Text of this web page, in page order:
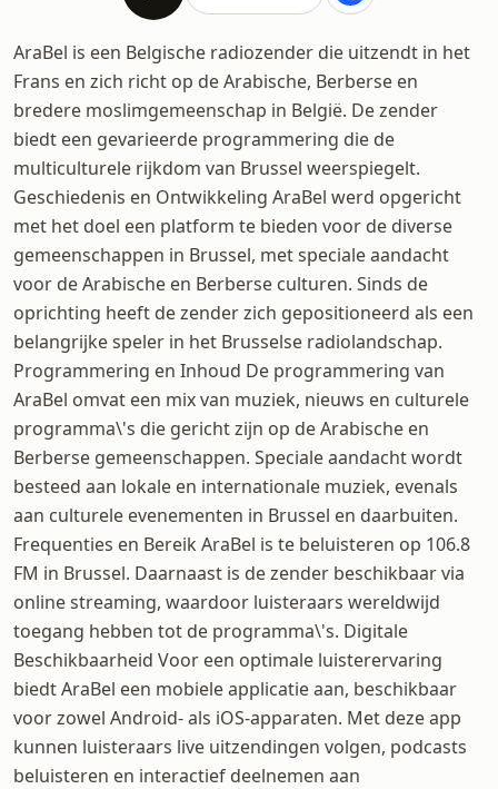
AraBel is een Belgische radiozender die uitzendt in het
Frans en zich richt op de Arabische, Berberse en
bredere moslimgemeenschap in België. De zender
biedt een gevarieerde programmering die de
multiculturele rijkdom van Brussel weerspiegelt.
Geschiedenis en Ontwikkeling AraBel werd opgericht
met het doel een platform te bieden voor de diverse
gemeenschappen in Brussel, met speciale aandacht
voor de Arabische en Berberse culturen. Sinds de
oprichting heeft de zender zich gepositioneerd als een
belangrijke speler in het Brusselse radiolandschap.
Programmering en Inhoud De programmering van
AraBel omvat een mix van muziek, nieuws en culturele
programma\'s die gericht zijn op de Arabische en
Berberse gemeenschappen. Speciale aandacht wordt
besteed aan lokale en internationale muziek, evenals
aan culturele evenementen in Brussel en daarbuiten.
Frequenties en Bereik AraBel is te beluisteren op 106.8
FM in Brussel. Daarnaast is de zender beschikbaar via
online streaming, waardoor luisteraars wereldwijd
toegang hebben tot de programma\'s. Digitale
Beschikbaarheid Voor een optimale luisterervaring
biedt AraBel een mobiele applicatie aan, beschikbaar
voor zowel Android- als iOS-apparaten. Met deze app
kunnen luisteraars live uitzendingen volgen, podcasts
beluisteren en interactief deelnemen aan